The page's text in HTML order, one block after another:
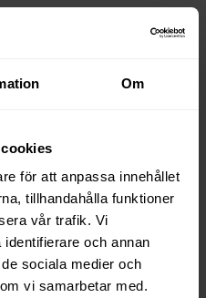
Om
för att anpassa innehållet
tillhandahålla funktioner
vår trafik. Vi
och annan
sociala medier och
vi samarbetar med.